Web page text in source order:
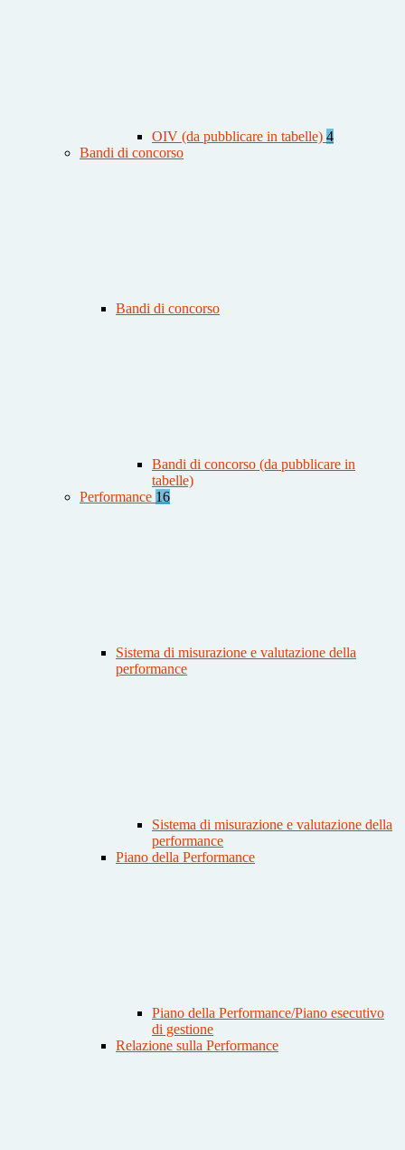
OIV (da pubblicare in tabelle) 4
Bandi di concorso
Bandi di concorso
Bandi di concorso (da pubblicare in
tabelle)
Performance 16
Sistema di misurazione e valutazione della
performance
Sistema di misurazione e valutazione della
performance
Piano della Performance
Piano della Performance/Piano esecutivo
di gestione
Relazione sulla Performance